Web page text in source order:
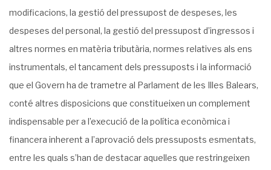
modificacions, la gestió del pressupost de despeses, les
despeses del personal, la gestió del pressupost d’ingressos i
altres normes en matèria tributària, normes relatives als ens
instrumentals, el tancament dels pressuposts i la informació
que el Govern ha de trametre al Parlament de les Illes Balears,
conté altres disposicions que constitueixen un complement
indispensable per a l’execució de la política econòmica i
financera inherent a l’aprovació dels pressuposts esmentats,
entre les quals s’han de destacar aquelles que restringeixen